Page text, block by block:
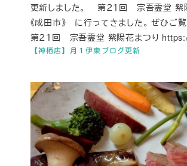
【神栖店】月１伊東ブログ更新
更新しました。 第２１回 宗吾霊堂 紫
《成田市》 に行ってきました。 ぜひご覧
第２１回 宗吾霊堂 紫陽花まつり